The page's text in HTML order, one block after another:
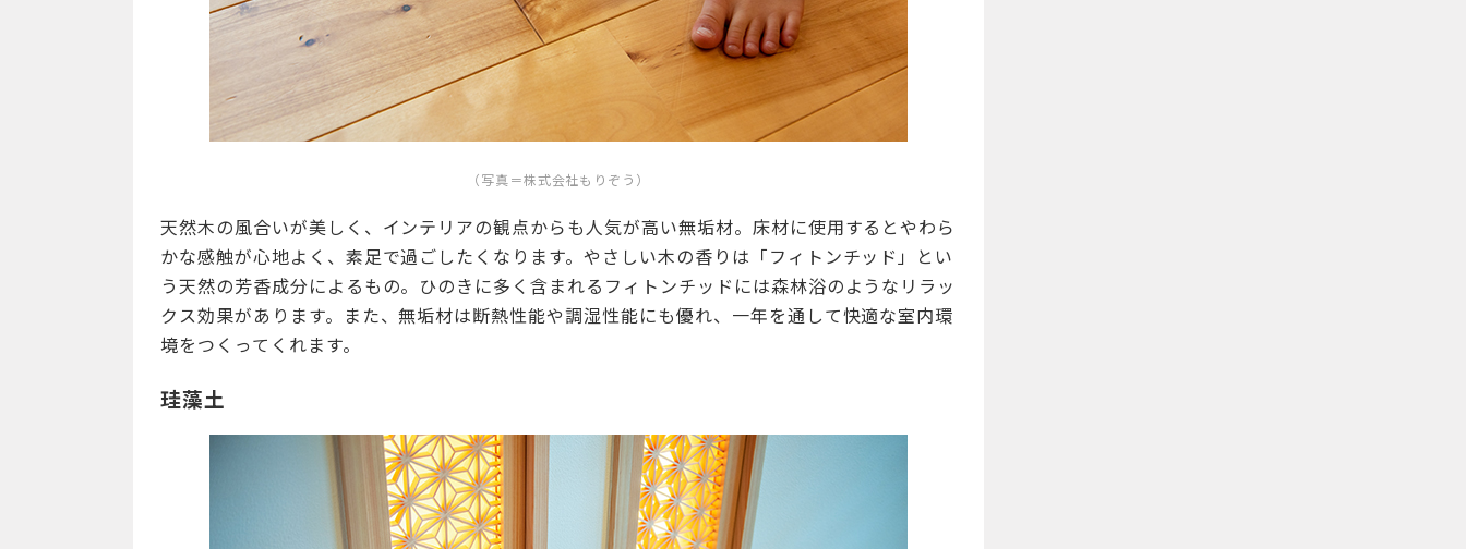
（写真＝株式会社もりぞう）
天然木の風合いが美しく、インテリアの観点からも人気が高い無垢材。床材に使用するとやわら
かな感触が心地よく、素足で過ごしたくなります。やさしい木の香りは「フィトンチッド」とい
う天然の芳香成分によるもの。ひのきに多く含まれるフィトンチッドには森林浴のようなリラッ
クス効果があります。また、無垢材は断熱性能や調湿性能にも優れ、一年を通して快適な室内環
境をつくってくれます。
珪藻土